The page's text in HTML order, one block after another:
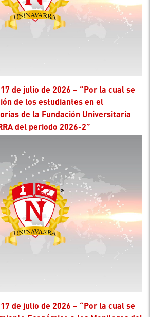
de los estudiantes en el
de la Fundación Universitaria
del periodo 2026-2”